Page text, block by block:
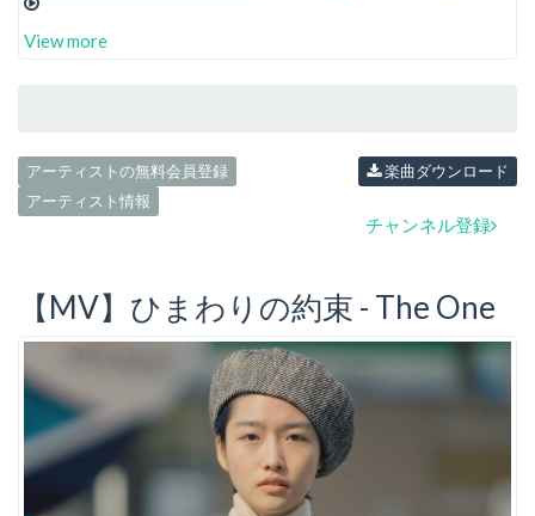
View more
アーティストの無料会員登録
アーティスト情報
楽曲ダウンロード
チャンネル登録
【MV】ひまわりの約束 - The One